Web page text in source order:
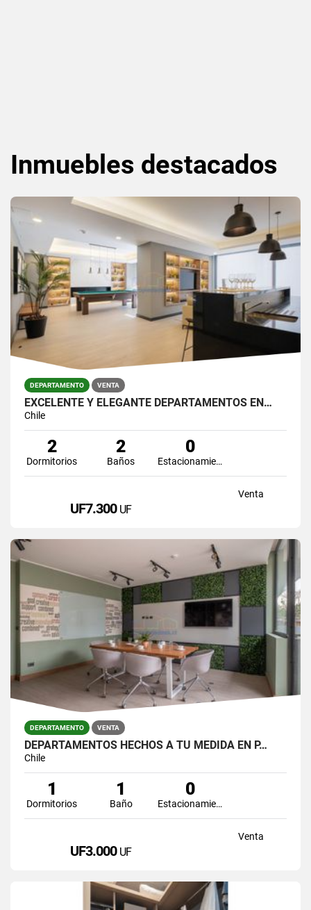
Inmuebles destacados
DEPARTAMENTO VENTA
EXCELENTE Y ELEGANTE DEPARTAMENTOS EN…
Chile
2
Dormitorios
2
Baños
0
Estacionamiento
Venta
UF7.300 UF
DEPARTAMENTO VENTA
DEPARTAMENTOS HECHOS A TU MEDIDA EN P…
Chile
1
Dormitorios
1
Baño
0
Estacionamiento
Venta
UF3.000 UF